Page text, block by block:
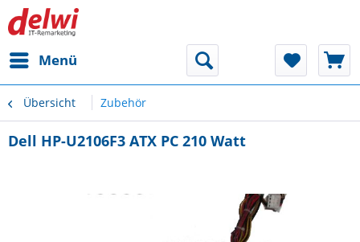
Menü
Übersicht Zubehör
Dell HP-U2106F3 ATX PC 210 Watt